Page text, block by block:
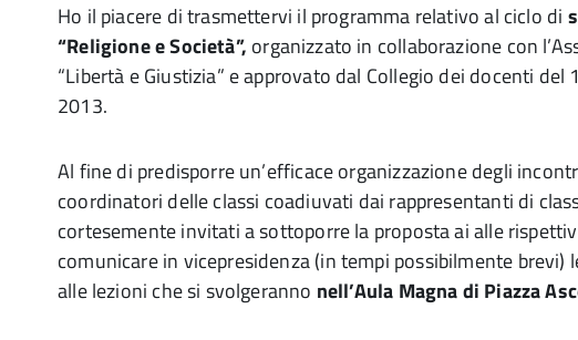
Ho il piacere di trasmettervi il programma relativo al ciclo di
“Religione e Società”, organizzato in collaborazione con
“Libertà e Giustizia” e approvato dal Collegio dei docenti del
2013.
Al fine di predisporre un’efficace organizzazione degli
coordinatori delle classi coadiuvati dai rappresentanti di
cortesemente invitati a sottoporre la proposta ai alle
comunicare in vicepresidenza (in tempi possibilmente brevi)
alle lezioni che si svolgeranno nell’Aula Magna di Piazza